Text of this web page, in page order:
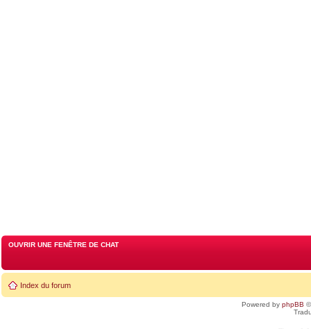
OUVRIR UNE FENÊTRE DE CHAT
Index du forum
Powered by phpBB